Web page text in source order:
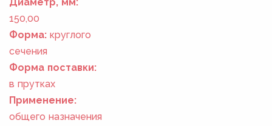
150,00
Форма: круглого
сечения
Форма поставки:
в прутках
Применение:
общего назначения